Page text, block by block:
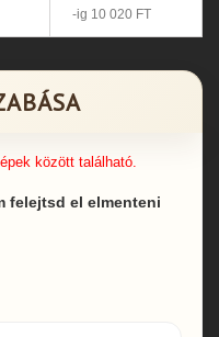
-ig 10 020 FT
között található.
felejtsd el elmenteni